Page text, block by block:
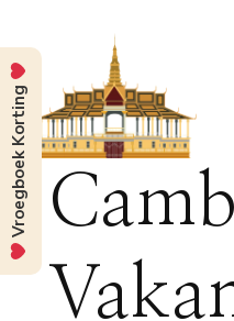
Vroegboek Korting